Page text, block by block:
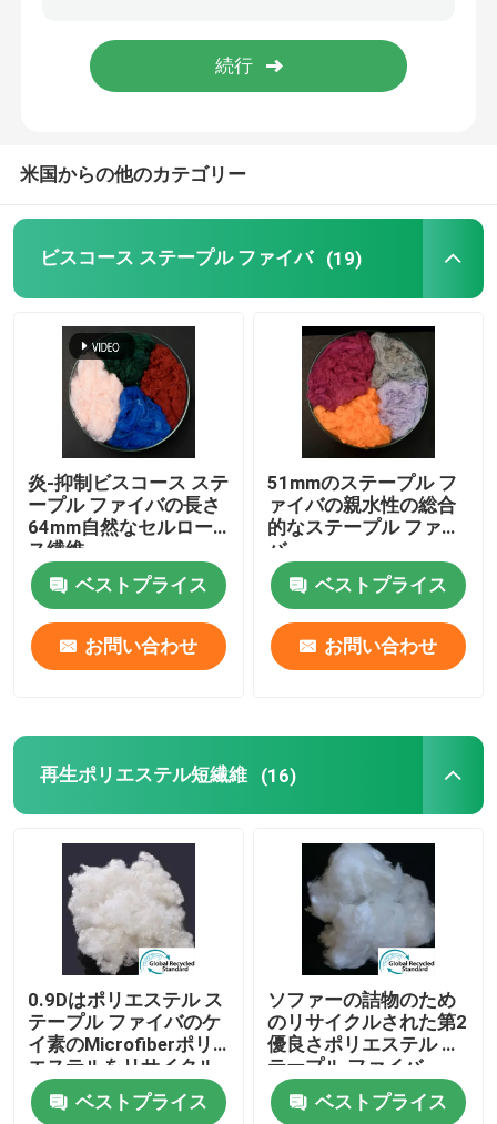
スパンレース不織布
炎-抑制ポリエステル線維
空の活用されたシリコーン処理のポリエステル線維
空の活用されたポリエステル ステープル ファイバ
バージン ポリエステル ステープル ファイバ
ポリ乳酸繊維
低融点繊維
ポリプロピレンホモポリマー樹脂
不織布清拭布
ポリマー枕
米国からの他のカテゴリー
ビスコース ステープル ファイバ (19)
炎-抑制ビスコース ステ
ープル ファイバの長さ
64mm自然なセルロー
ス繊維
ベストプライス
お問い合わせ
51mmのステープル フ
ァイバの親水性の総合
的なステープル ファイ
バ
ベストプライス
お問い合わせ
再生ポリエステル短繊維 (16)
0.9Dはポリエステル ス
テープル ファイバのケ
イ素のMicrofiberポリ
エステルをリサイクル
した
ベストプライス
ソファーの詰物のため
のリサイクルされた第2
優良さポリエステル ス
テープル ファイバ
ベストプライス